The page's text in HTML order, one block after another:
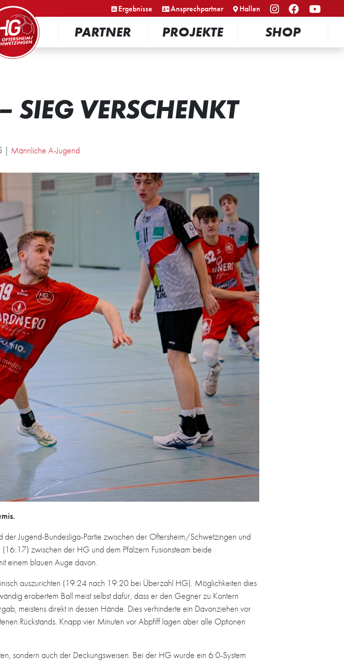
Ergebnisse Ansprechpartner Hallen
PARTNER
PROJEKTE SHOP
SIEG VERSCHENKT
| Männliche A-Jugend
Jugend-Bundesliga-Partie zwischen der Oftersheim/Schwetzingen und
zwischen der HG und dem Pfälzern Fusionsteam beide
einem blauen Auge davon.
auszurichten (19:24 nach 19:20 bei Überzahl HG). Möglichkeiten dies
erobertem Ball meist selbst dafür, dass er den Gegner zu Kontern
meistens direkt in dessen Hände. Dies verhinderte ein Davonziehen vor
Rückstands. Knapp vier Minuten vor Abpfiff lagen aber alle Optionen
sondern auch der Deckungsweisen. Bei der HG wurde ein 6:0-System